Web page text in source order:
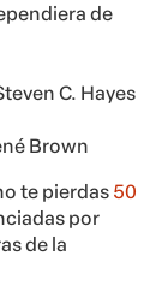
de
C. Hayes
Brown
te pierdas 50
por
de la